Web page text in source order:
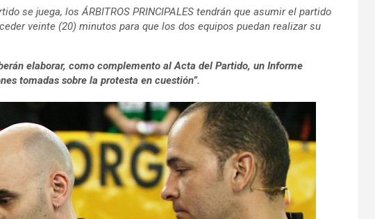
se juega, los ÁRBITROS PRINCIPALES tendrán que asumir el partido
veinte (20) minutos para que los dos equipos puedan realizar su
elaborar, como complemento al Acta del Partido, un Informe
tomadas sobre la protesta en cuestión”.